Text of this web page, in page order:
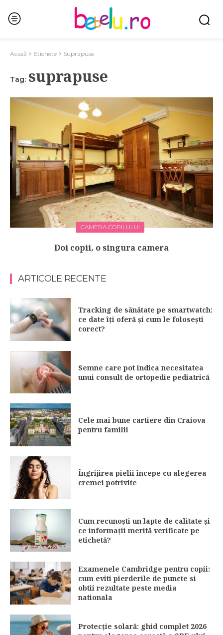
Acasă Etichete Suprapuse
Tag: suprapuse
CAMERA COPILULUI
Doi copii, o singura camera
ARTICOLE RECENTE
Tracking de sănătate pe smartwatch:
ce date îți oferă și cum le folosești
corect?
Semne care pot indica necesitatea
unui consult de ortopedie pediatrică
Cele mai bune cartiere din Craiova
pentru familii
Îngrijirea pielii începe cu alegerea
cremei potrivite
Cum recunoști un lapte de calitate și
ce informații merită verificate pe
etichetă?
Examenele Cambridge pentru copii:
cum eviti pierderile de puncte si
obtii rezultate peste media
nationala
Protecție solară: ghid complet 2026